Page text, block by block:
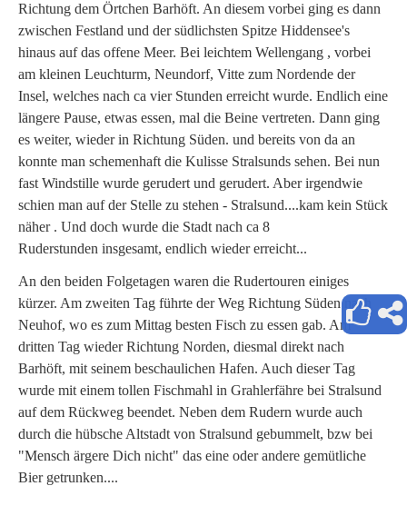
Richtung dem Örtchen Barhöft. An diesem vorbei ging es dann
zwischen Festland und der südlichsten Spitze Hiddensee's
hinaus auf das offene Meer. Bei leichtem Wellengang , vorbei
am kleinen Leuchturm, Neundorf, Vitte zum Nordende der
Insel, welches nach ca vier Stunden erreicht wurde. Endlich eine
längere Pause, etwas essen, mal die Beine vertreten. Dann ging
es weiter, wieder in Richtung Süden. und bereits von da an
konnte man schemenhaft die Kulisse Stralsunds sehen. Bei nun
fast Windstille wurde gerudert und gerudert. Aber irgendwie
schien man auf der Stelle zu stehen - Stralsund....kam kein Stück
näher . Und doch wurde die Stadt nach ca 8
Ruderstunden insgesamt, endlich wieder erreicht...
An den beiden Folgetagen waren die Rudertouren einiges
kürzer. Am zweiten Tag führte der Weg Richtung Süden nach
Neuhof, wo es zum Mittag besten Fisch zu essen gab. Am
dritten Tag wieder Richtung Norden, diesmal direkt nach
Barhöft, mit seinem beschaulichen Hafen. Auch dieser Tag
wurde mit einem tollen Fischmahl in Grahlerfähre bei Stralsund
auf dem Rückweg beendet. Neben dem Rudern wurde auch
durch die hübsche Altstadt von Stralsund gebummelt, bzw bei
"Mensch ärgere Dich nicht" das eine oder andere gemütliche
Bier getrunken....